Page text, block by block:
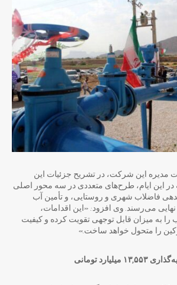
مدیره این شرکت، در تشریح جزئیات این
در این ایام، طرح‌های متعددی در سه محور اصلی
فاضلاب شهری و روستایی، و تأمین آب
نهایی می‌رسند. وی افزود: «این اقدامات،
را به میزان قابل توجهی تقویت کرده و کیفیت
را متحول خواهد ساخت.»
تومانی